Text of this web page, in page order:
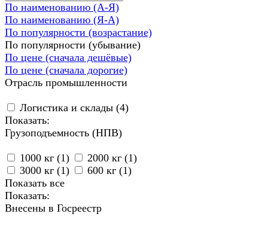
По наименованию (А-Я)
По наименованию (Я-А)
По популярности (возрастание)
По популярности (убывание)
По цене (сначала дешёвые)
По цене (сначала дорогие)
Отрасль промышленности
Логистика и склады (4)
Показать:
Грузоподъемность (НПВ)
1000 кг (1) 2000 кг (1)
3000 кг (1) 600 кг (1)
Показать все
Показать:
Внесены в Госреестр